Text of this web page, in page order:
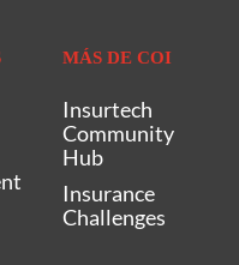
MÁS DE COI
Insurtech
Community
Hub
Insurance
Challenges